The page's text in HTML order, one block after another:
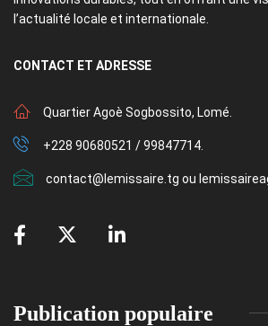
l’actualité locale et internationale.
CONTACT ET ADRESSE
Quartier Agoè Sogbossito, Lomé.
+228 90680521 / 99847714.
contact@lemissaire.tg ou
Publication populaire